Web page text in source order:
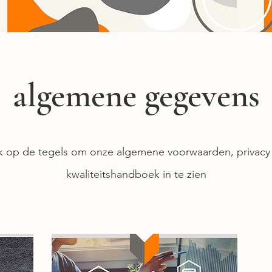
algemene gegevens
op de tegels om onze algemene voorwaarden,
kwaliteitshandboek in te zien